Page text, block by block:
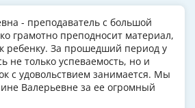
- преподаватель с большой
грамотно преподносит материал,
ребенку. За прошедший период у
не только успеваемость, но и
с удовольствием занимается. Мы
Валерьевне за ее огромный